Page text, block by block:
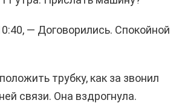
— Договорились. Спокойной
трубку, как за звонил
связи. Она вздрогнула.